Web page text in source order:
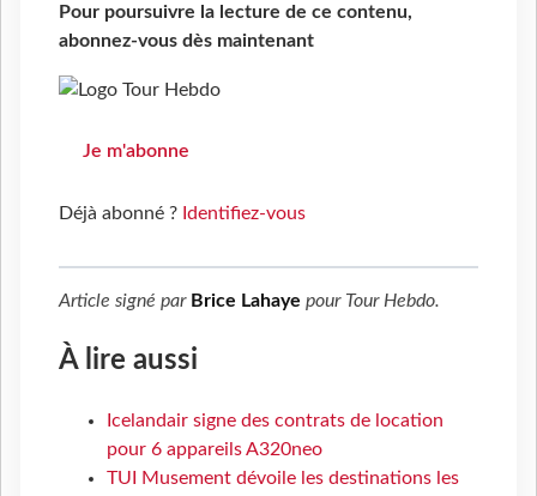
Pour poursuivre la lecture de ce contenu,
abonnez-vous dès maintenant
Je m'abonne
Déjà abonné ? Identifiez-vous
Article signé par Brice Lahaye pour Tour Hebdo.
À lire aussi
Icelandair signe des contrats de location
pour 6 appareils A320neo
TUI Musement dévoile les destinations les